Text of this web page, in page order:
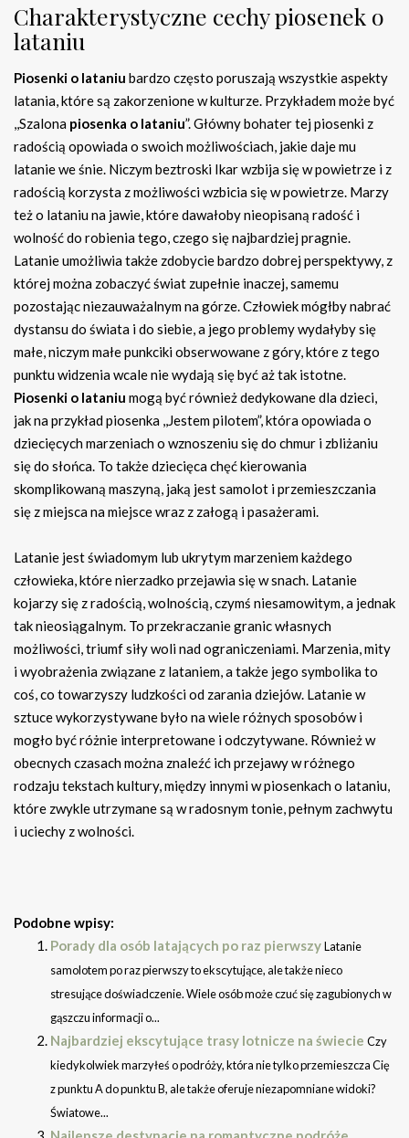
Charakterystyczne cechy piosenek o
lataniu
Piosenki o lataniu bardzo często poruszają wszystkie aspekty
latania, które są zakorzenione w kulturze. Przykładem może być
,,Szalona piosenka o lataniu”. Główny bohater tej piosenki z
radością opowiada o swoich możliwościach, jakie daje mu
latanie we śnie. Niczym beztroski Ikar wzbija się w powietrze i z
radością korzysta z możliwości wzbicia się w powietrze. Marzy
też o lataniu na jawie, które dawałoby nieopisaną radość i
wolność do robienia tego, czego się najbardziej pragnie.
Latanie umożliwia także zdobycie bardzo dobrej perspektywy, z
której można zobaczyć świat zupełnie inaczej, samemu
pozostając niezauważalnym na górze. Człowiek mógłby nabrać
dystansu do świata i do siebie, a jego problemy wydałyby się
małe, niczym małe punkciki obserwowane z góry, które z tego
punktu widzenia wcale nie wydają się być aż tak istotne.
Piosenki o lataniu mogą być również dedykowane dla dzieci,
jak na przykład piosenka ,,Jestem pilotem”, która opowiada o
dziecięcych marzeniach o wznoszeniu się do chmur i zbliżaniu
się do słońca. To także dziecięca chęć kierowania
skomplikowaną maszyną, jaką jest samolot i przemieszczania
się z miejsca na miejsce wraz z załogą i pasażerami.
Latanie jest świadomym lub ukrytym marzeniem każdego
człowieka, które nierzadko przejawia się w snach. Latanie
kojarzy się z radością, wolnością, czymś niesamowitym, a jednak
tak nieosiągalnym. To przekraczanie granic własnych
możliwości, triumf siły woli nad ograniczeniami. Marzenia, mity
i wyobrażenia związane z lataniem, a także jego symbolika to
coś, co towarzyszy ludzkości od zarania dziejów. Latanie w
sztuce wykorzystywane było na wiele różnych sposobów i
mogło być różnie interpretowane i odczytywane. Również w
obecnych czasach można znaleźć ich przejawy w różnego
rodzaju tekstach kultury, między innymi w piosenkach o lataniu,
które zwykle utrzymane są w radosnym tonie, pełnym zachwytu
i uciechy z wolności.
Podobne wpisy:
Porady dla osób latających po raz pierwszyLatanie
samolotem po raz pierwszy to ekscytujące, ale także nieco
stresujące doświadczenie. Wiele osób może czuć się zagubionych w
gąszczu informacji o...
Najbardziej ekscytujące trasy lotnicze na świecie Czy
kiedykolwiek marzyłeś o podróży, która nie tylko przemieszcza Cię
z punktu A do punktu B, ale także oferuje niezapomniane widoki?
Światowe...